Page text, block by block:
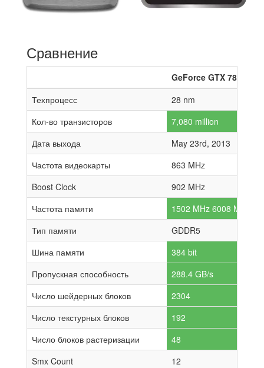
Сравнение
GeForce GTX 780
Техпроцесс
28 nm
Кол-во транзисторов
7,080 million
Дата выхода
May 23rd, 2013
Частота видеокарты
863 MHz
Boost Clock
902 MHz
Частота памяти
1502 MHz 6008 MHz
Тип памяти
GDDR5
Шина памяти
384 bit
Пропускная способность
288.4 GB/s
Число шейдерных блоков
2304
Число текстурных блоков
192
Число блоков растеризации
48
Smx Count
12